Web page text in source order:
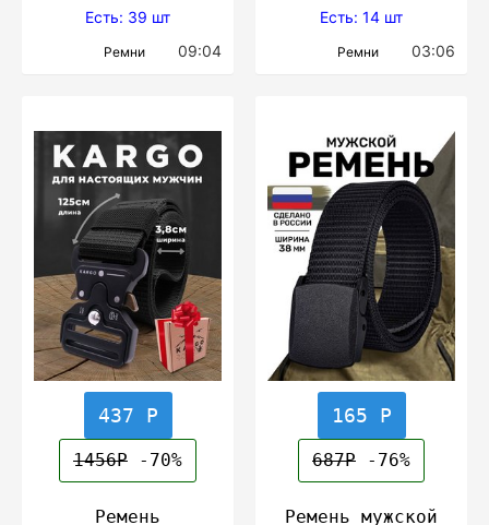
Есть: 39 шт
Ремни 09:04
Есть: 14 шт
Ремни 03:06
437 Р
1456Р -70%
Ремень
165 Р
687Р -76%
Ремень мужской